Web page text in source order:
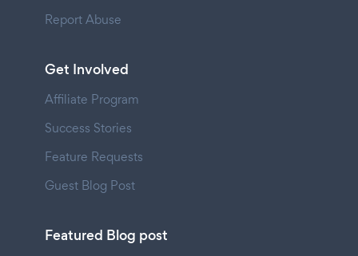
Report Abuse
Get Involved
Affiliate Program
Success Stories
Feature Requests
Guest Blog Post
Featured Blog post